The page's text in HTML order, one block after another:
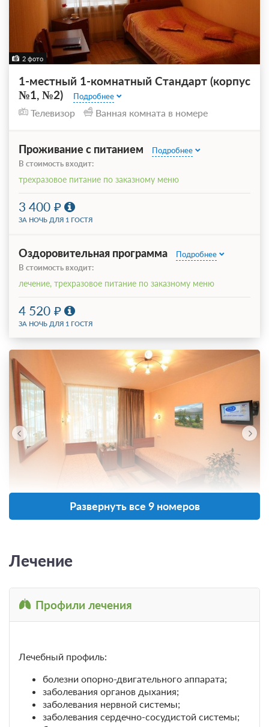
2 фото
1-местный 1-комнатный Стандарт (корпус
№1, №2)
Подробнее
Телевизор Ванная комната в номере
Проживание с питанием
Подробнее
В стоимость входит:
трехразовое питание по заказному меню
3 400
ЗА НОЧЬ ДЛЯ 1 ГОСТЯ
Оздоровительная программа
Подробнее
В стоимость входит:
лечение, трехразовое питание по заказному меню
4 520
ЗА НОЧЬ ДЛЯ 1 ГОСТЯ
Одна двуспальная кровать
3 725
ЗА НОЧЬ ДЛЯ 1 ГОСТЯ
Оздоровительная программа Подробнее
Развернуть все 9 номеров
Лечение
Профили лечения
Лечебный профиль:
болезни опорно-двигательного аппарата;
заболевания органов дыхания;
заболевания нервной системы;
заболевания сердечно-сосудистой системы;